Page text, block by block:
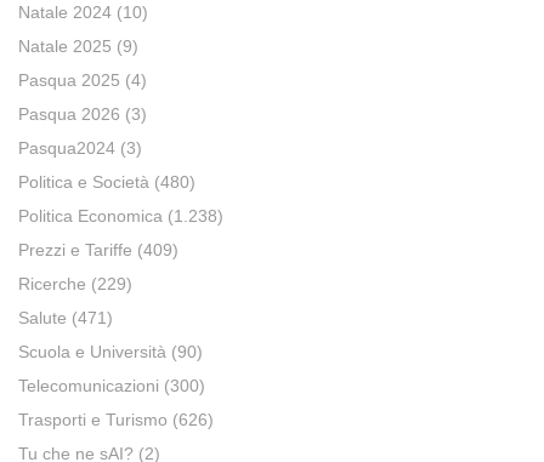
Natale 2024 (10)
Natale 2025 (9)
Pasqua 2025 (4)
Pasqua 2026 (3)
Pasqua2024 (3)
Politica e Società (480)
Politica Economica (1.238)
Prezzi e Tariffe (409)
Ricerche (229)
Salute (471)
Scuola e Università (90)
Telecomunicazioni (300)
Trasporti e Turismo (626)
Tu che ne sAI? (2)